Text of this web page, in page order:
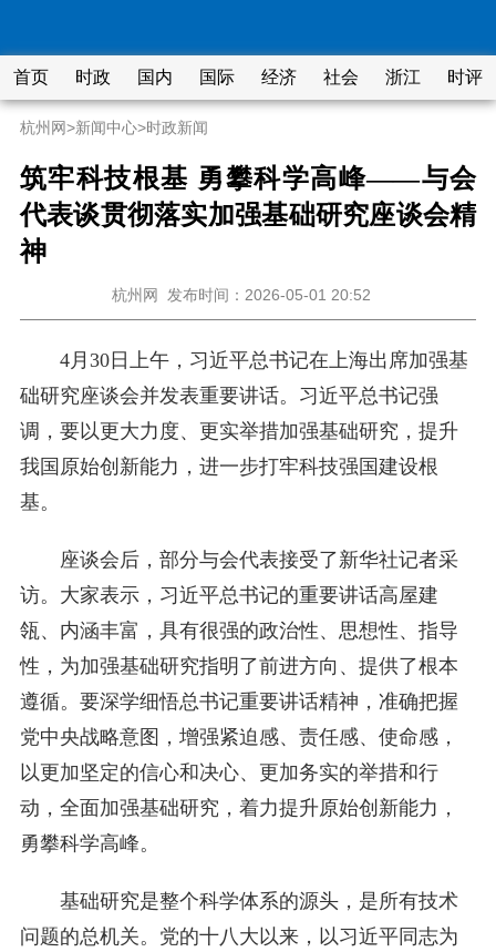
首页 时政 国内 国际 经济 社会 浙江 时评
杭州网>新闻中心>时政新闻
筑牢科技根基 勇攀科学高峰——与会
代表谈贯彻落实加强基础研究座谈会精
神
杭州网 发布时间：2026-05-01 20:52
4月30日上午，习近平总书记在上海出席加强基
础研究座谈会并发表重要讲话。习近平总书记强
调，要以更大力度、更实举措加强基础研究，提升
我国原始创新能力，进一步打牢科技强国建设根
基。
座谈会后，部分与会代表接受了新华社记者采
访。大家表示，习近平总书记的重要讲话高屋建
瓴、内涵丰富，具有很强的政治性、思想性、指导
性，为加强基础研究指明了前进方向、提供了根本
遵循。要深学细悟总书记重要讲话精神，准确把握
党中央战略意图，增强紧迫感、责任感、使命感，
以更加坚定的信心和决心、更加务实的举措和行
动，全面加强基础研究，着力提升原始创新能力，
勇攀科学高峰。
基础研究是整个科学体系的源头，是所有技术
问题的总机关。党的十八大以来，以习近平同志为